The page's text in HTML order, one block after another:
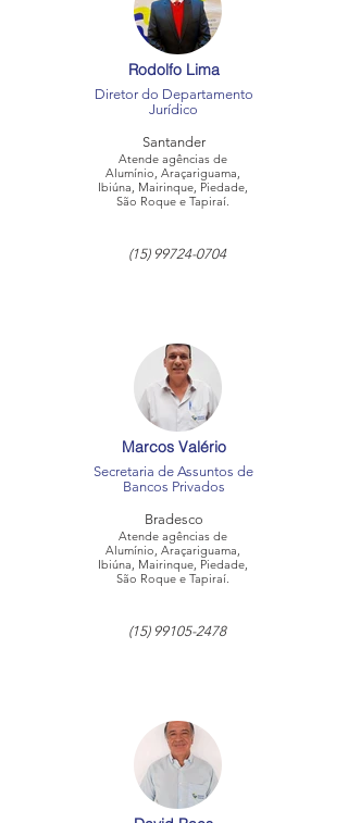
Rodolfo Lima
Diretor do Departamento
Jurídico
Santander
Atende agências de
Alumínio, Araçariguama,
Ibiúna, Mairinque, Piedade,
São Roque e Tapiraí.
(15) 99724-0704
Marcos Valério
Secretaria de Assuntos de
Bancos Privados
Bradesco
Atende agências de
Alumínio, Araçariguama,
Ibiúna, Mairinque, Piedade,
São Roque e Tapiraí.
(15) 99105-2478